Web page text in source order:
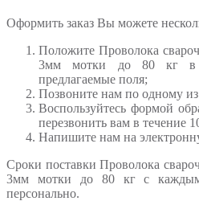
Оформить заказ Вы можете
Положите Проволока
3мм мотки до 80 кг в
предлагаемые поля;
Позвоните нам по одному
Воспользуйтесь формой
перезвонить вам в течение
Напишите нам на
Сроки поставки Проволока
3мм мотки до 80 кг с каждым
персонально.